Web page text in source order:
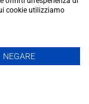
registrata
del 17/07/2024 |
cookie utilizziamo
NEGARE